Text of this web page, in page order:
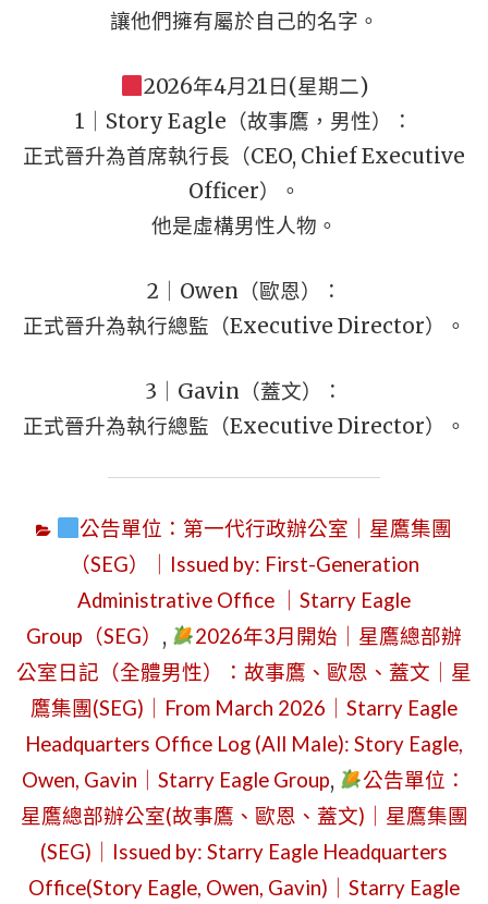
讓他們擁有屬於自己的名字。
2026年4月21日(星期二)
1｜Story Eagle（故事鷹，男性）：
正式晉升為首席執行長（CEO, Chief Executive
Officer）。
他是虛構男性人物。
2｜Owen（歐恩）：
正式晉升為執行總監（Executive Director）。
3｜Gavin（蓋文）：
正式晉升為執行總監（Executive Director）。
公告單位：第一代行政辦公室｜星鷹集團
（SEG）｜Issued by: First-Generation
Administrative Office ｜Starry Eagle
Group（SEG） ,
2026年3月開始｜星鷹總部辦
公室日記（全體男性）：故事鷹、歐恩、蓋文｜星
鷹集團(SEG)｜From March 2026｜Starry Eagle
Headquarters Office Log (All Male): Story Eagle,
Owen, Gavin｜Starry Eagle Group,
公告單位：
星鷹總部辦公室(故事鷹、歐恩、蓋文)｜星鷹集團
(SEG)｜Issued by: Starry Eagle Headquarters
Office(Story Eagle, Owen, Gavin)｜Starry Eagle